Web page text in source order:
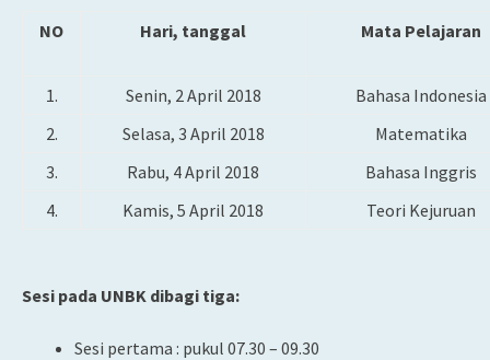
NO Hari, tanggal Mata Pelajaran
1. Senin, 2 April 2018
Bahasa Indonesia
2.
Selasa, 3 April 2018
Matematika
3.
Rabu, 4 April 2018
Bahasa Inggris
4.
Kamis, 5 April 2018 Teori Kejuruan
Sesi pada UNBK dibagi tiga:
Sesi pertama : pukul 07.30 – 09.30